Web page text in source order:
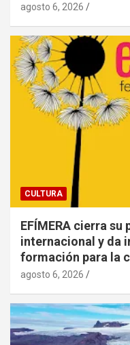
agosto 6, 2026
CULTURA
EFÍMERA cierra
internacional y da
formación para la
agosto 6, 2026